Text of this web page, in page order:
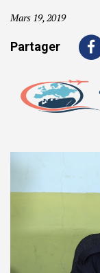
Mars 19, 2019
Partager